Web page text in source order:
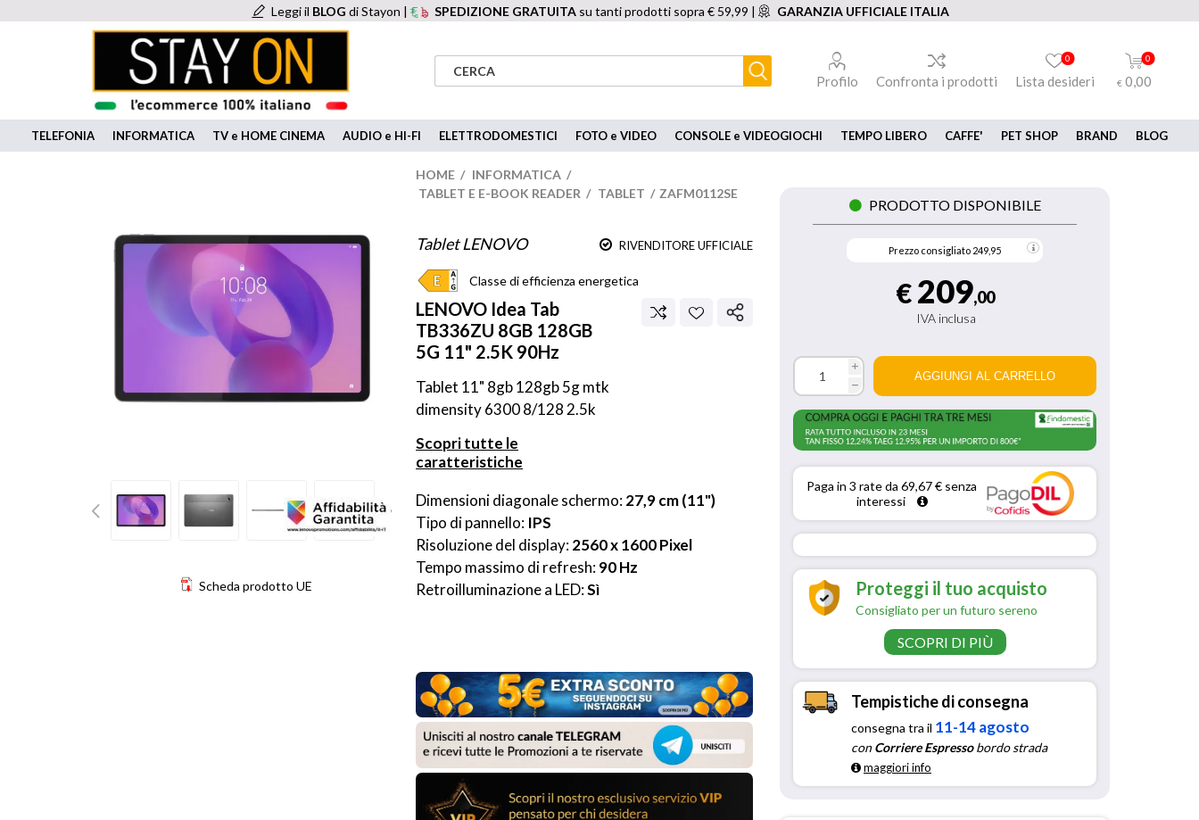
Leggi il BLOG di Stayon | SPEDIZIONE GRATUITA su tanti prodotti sopra € 59,99 | GARANZIA UFFICIALE ITALIA
Profilo Confronta i prodotti Lista desideri
0 0
€ 0,00
TELEFONIA INFORMATICA TV e HOME CINEMA AUDIO e HI-FI ELETTRODOMESTICI FOTO e VIDEO CONSOLE e VIDEOGIOCHI TEMPO LIBERO CAFFE' PET SHOP BRAND BLOG
Scheda prodotto UE
HOME / INFORMATICA /
TABLET E E-BOOK READER / TABLET / ZAFM0112SE
Tablet LENOVO RIVENDITORE UFFICIALE
Classe di efficienza energetica
LENOVO Idea Tab
TB336ZU 8GB 128GB
5G 11" 2.5K 90Hz
Tablet 11" 8gb 128gb 5g mtk
dimensity 6300 8/128 2.5k
Scopri tutte le
caratteristiche
Dimensioni diagonale schermo: 27,9 cm (11")
Tipo di pannello: IPS
Risoluzione del display: 2560 x 1600 Pixel
Tempo massimo di refresh: 90 Hz
Retroilluminazione a LED: Sì
PRODOTTO DISPONIBILE
Prezzo consigliato 249,95
€ 209,00
IVA inclusa
i
h
Paga in 3 rate da 69,67 € senza
interessi
Proteggi il tuo acquisto
Consigliato per un futuro sereno
SCOPRI DI PIÙ
Tempistiche di consegna
consegna tra il 11-14 agosto
conCorriere Espressobordo strada
maggiori info